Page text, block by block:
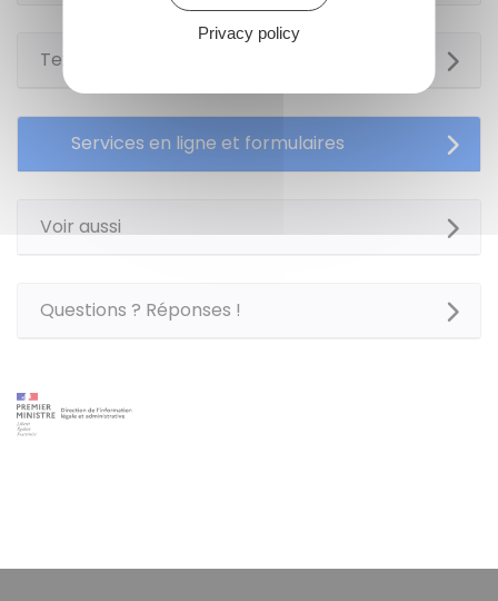
Textes de référence
Services en ligne et formulaires
Voir aussi
Questions ? Réponses !
Privacy policy